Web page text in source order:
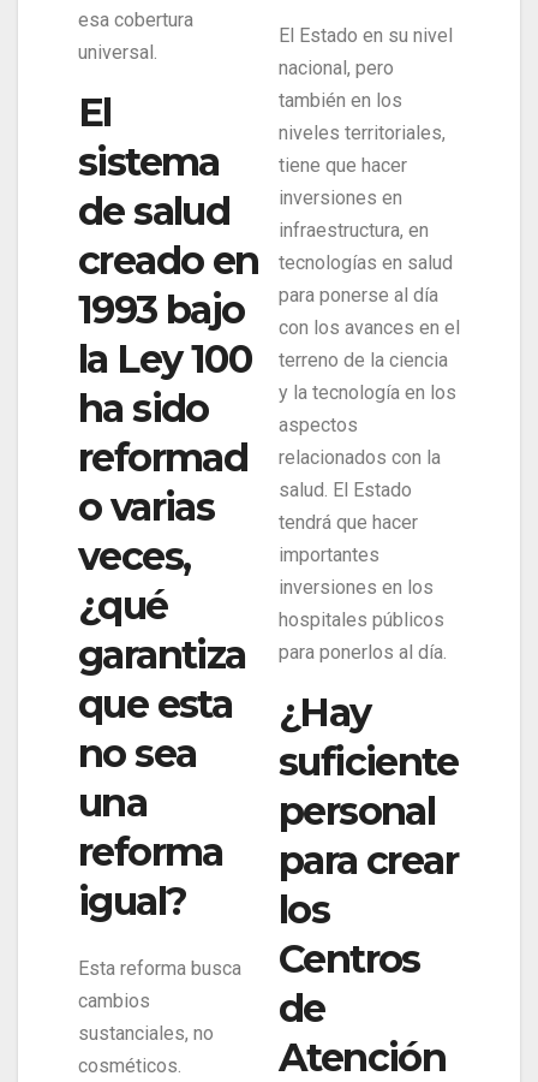
esa cobertura
universal.
El
sistema
de salud
creado en
1993 bajo
la Ley 100
ha sido
reformad
o varias
veces,
¿qué
garantiza
que esta
no sea
una
reforma
igual?
Esta reforma busca
cambios
sustanciales, no
cosméticos.
El Estado en su nivel
nacional, pero
también en los
niveles territoriales,
tiene que hacer
inversiones en
infraestructura, en
tecnologías en salud
para ponerse al día
con los avances en el
terreno de la ciencia
y la tecnología en los
aspectos
relacionados con la
salud. El Estado
tendrá que hacer
importantes
inversiones en los
hospitales públicos
para ponerlos al día.
¿Hay
suficiente
personal
para crear
los
Centros
de
Atención